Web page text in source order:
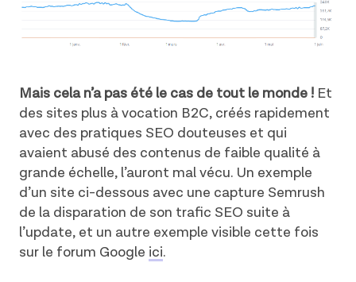
Mais cela n’a pas été le cas de tout le monde !Et
des sites plus à vocation B2C, créés rapidement
avec des pratiques SEO douteuses et qui
avaient abusé des contenus de faible qualité à
grande échelle, l’auront mal vécu. Un exemple
d’un site ci-dessous avec une capture Semrush
de la disparation de son trafic SEO suite à
l’update, et un autre exemple visible cette fois
sur le forum Google ici.